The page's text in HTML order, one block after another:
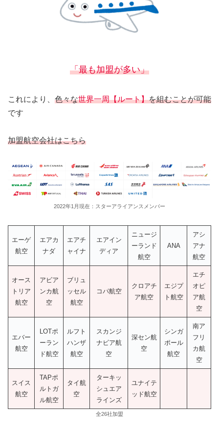
「最も加盟が多い」
これにより、 色々な世界一周【ルート】を組むことが可能
です
加盟航空会社はこちら
2022年1月現在：スターアライアンスメンバー
エーゲ
航空
エアカ
ナダ
エアチ
ャイナ
エアイン
ディア
ニュージ
ーランド
航空
ANA
アシ
アナ
航空
オース
トリア
航空
アビア
ンカ航
空
ブリュ
ッセル
航空
コパ航空
クロアチ
ア航空
エジプ
ト航空
エチ
オピ
ア航
空
エバー
航空
LOTポ
ーラン
ド航空
ルフト
ハンザ
航空
スカンジ
ナビア航
空
深セン航
空
シンガ
ポール
航空
南ア
フリ
カ航
空
スイス
航空
TAPポ
ルトガ
ル航空
タイ航
空
ターキッ
シュエア
ラインズ
ユナイテ
ッド航空
全26社加盟